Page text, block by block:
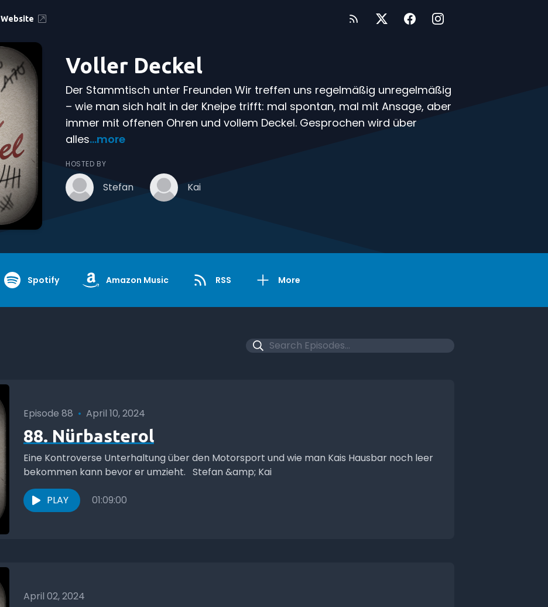
Website
Voller Deckel
Der Stammtisch unter Freunden Wir treffen uns regelmäßig unregelmäßig
– wie man sich halt in der Kneipe trifft: mal spontan, mal mit Ansage, aber
immer mit offenen Ohren und vollem Deckel. Gesprochen wird über
alles...more
HOSTED BY
Stefan Kai
Spotify Amazon Music RSS More
Episode 88 • April 10, 2024
88. Nürbasterol
Eine Kontroverse Unterhaltung über den Motorsport und wie man Kais Hausbar noch leer
bekommen kann bevor er umzieht. Stefan &amp; Kai
PLAY 01:09:00
April 02, 2024